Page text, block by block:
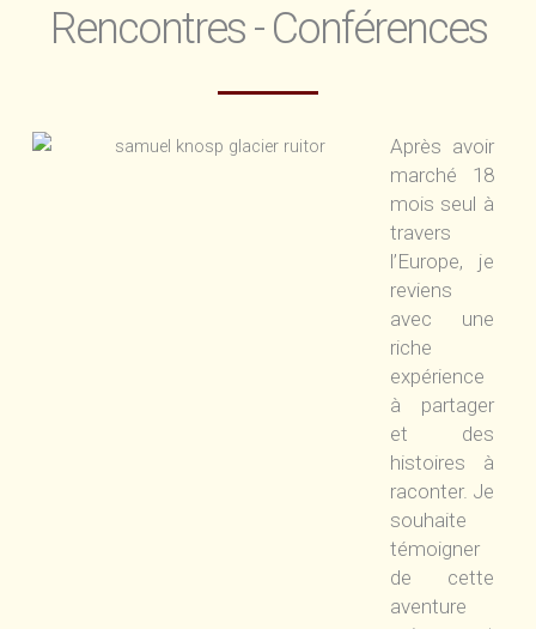
Rencontres - Conférences
Après avoir
marché 18
mois seul à
travers
l’Europe, je
reviens
avec une
riche
expérience
à partager
et des
histoires à
raconter. Je
souhaite
témoigner
de cette
aventure